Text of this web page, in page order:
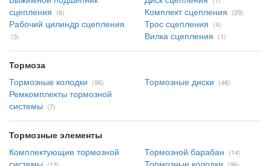
сцепления (6) Комплект сцепления (29)
Рабочий цилиндр сцепления
(3)
Трос сцепления (4)
Вилка сцепления (1)
Тормоза
Тормозные колодки (96) Тормозные диски (46)
Ремкомплекты тормозной
системы (7)
Тормозные элементы
Комплектующие тормозной
системы
Тормозной барабан (14)
Тормозные колодки